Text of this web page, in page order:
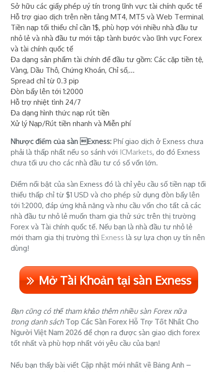
Sở hữu các giấy phép uý tín trong lĩnh vực tài chính quốc tế
Hỗ trợ giao dịch trên nền tảng MT4, MT5 và Web Terminal
Tiền nạp tối thiểu chỉ cần 1$, phù hợp với nhiều nhà đầu tư
nhỏ lẻ và nhà đầu tư mới tập tành bước vào lĩnh vực Forex
và tài chính quốc tế
Đa dạng sản phẩm tài chính để đầu tư gồm: Các cặp tiền tệ,
Vàng, Dầu Thô, Chứng Khoán, Chỉ số,...
Spread chỉ từ 0.3 pip
Đòn bẩy lên tới 1:2000
Hỗ trợ nhiệt tình 24/7
Đa dạng hình thức nạp rút tiền
Xử lý Nạp/Rút tiền nhanh và Miễn phí
Nhược điểm của sàn Exness: Phí giao dịch ở Exness chưa
phải là thấp nhất nếu so sánh với ICMarkets, do đó Exness
chưa tối ưu cho các nhà đầu tư có số vốn lớn.
Điểm nổi bật của sàn Exness đó là chỉ yêu cầu số tiền nạp tối
thiểu thấp chỉ từ $1 USD và cho phép sử dụng đòn bẩy lên
tới 1:2000, đáp ứng khả năng và nhu cầu vốn cho tất cả các
nhà đầu tư nhỏ lẻ muốn tham gia thử sức trên thị trường
Forex và Tài chính quốc tế. Nếu bạn là nhà đầu tư nhỏ lẻ
mới tham gia thị trường thìExness là sự lựa chọn uy tín nên
dùng!
Mở Tài Khoản tại sàn Exness
Bạn cũng có thể tham khảo thêm nhiều sàn Forex nữa
trong danh sách Top Các Sàn Forex Hỗ Trợ Tốt Nhất Cho
Người Việt Nam 2026 để chọn ra được sàn giao dịch forex
tốt nhất và phù hợp nhất với yêu cầu của bạn!
Nếu bạn thấy bài viết Cập nhật mới nhất về Bảng Anh –